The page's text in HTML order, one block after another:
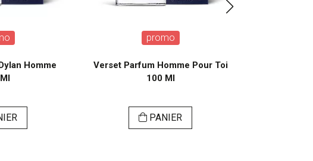
Homme
promo
Verset Parfum Homme Pour Toi
100 Ml
PANIER